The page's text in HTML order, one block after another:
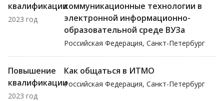
квалификации
2023 год
коммуникационные технологии в
электронной информационно-
образовательной среде ВУЗа
Российская Федерация, Санкт-Петербург
Повышение
квалификации
2023 год
Как общаться в ИТМО
Российская Федерация, Санкт-Петербург